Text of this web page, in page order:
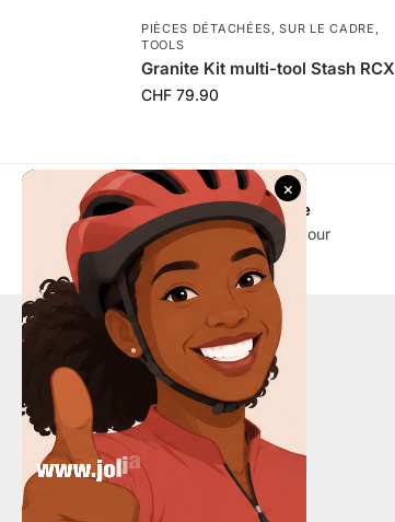
PIÈCES DÉTACHÉES ,SUR LE CADRE
TOOLS
Granite Kit multi-tool Stash RCX
CHF79.90
Envoi gratuit en Suisse
Dès CHF 100.- d'achat pour
accessoires
Mon compte
Contactez-nous
Conditions générales
À votre service